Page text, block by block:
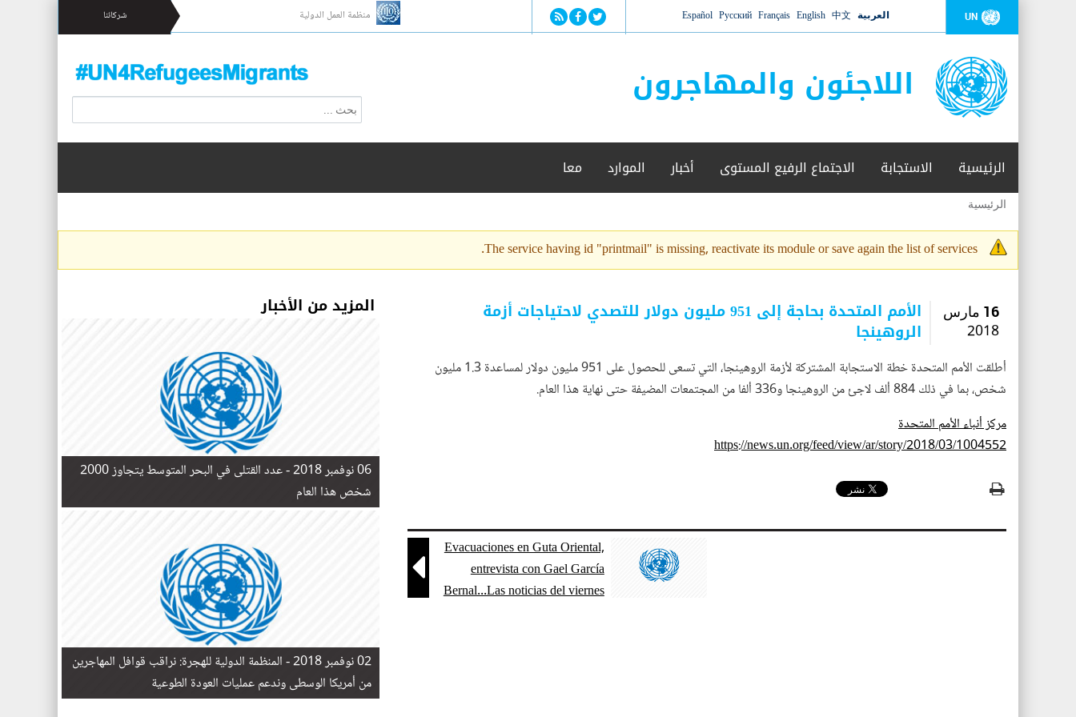
Jump to navigation UN العربية 中文
English
Français
Русский
Español منظمة العمل الدولية شركائنا
اللاجئون والمهاجرون
س
ت
ر
ا
ب
ث
ب
ح
الرئيسية الاستجابة الاجتماع الرفيع المستوى أخبار الموارد معا
أنت
هنا
الرئيسية
رسالة
التحذير
The service having id "printmail" is missing, reactivate its module or save again the list of services.
16 مارس
2018
الأمم المتحدة بحاجة إلى 951 مليون دولار للتصدي لاحتياجات أزمة
الروهينجا
أطلقت الأمم المتحدة خطة الاستجابة المشتركة لأزمة الروهينجا، التي تسعى للحصول على 951 مليون دولار لمساعدة 1.3 مليون
شخص، بما في ذلك 884 ألف لاجئ من الروهينجا و336 ألفا من المجتمعات المضيفة حتى نهاية هذا العام.
مركز أنباء الأمم المتحدة
https://news.un.org/feed/view/ar/story/2018/03/1004552

Evacuaciones en Guta Oriental,
entrevista con Gael García
Bernal...Las noticias del viernes
المزيد من الأخبار
06 نوفمبر 2018 -
عدد القتلى في البحر المتوسط يتجاوز 2000
شخص ​​هذا العام
02 نوفمبر 2018 -
المنظمة الدولية للهجرة: نراقب قوافل المهاجرين
من أمريكا الوسطى وندعم عمليات العودة الطوعية